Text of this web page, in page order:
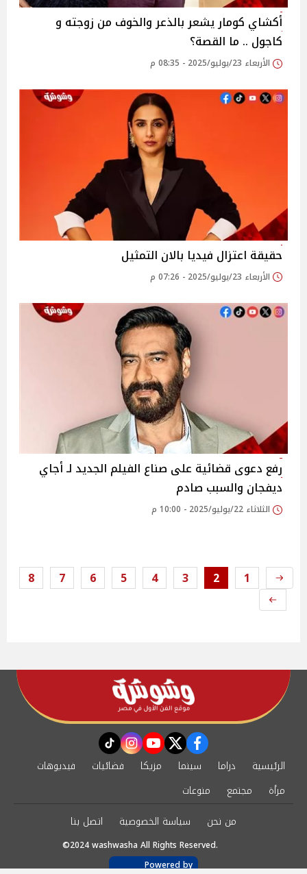
أكشاي كومار يشعر بالذعر والخوف من زوجته و
كاجول .. ما القصة؟
الأربعاء 23/يوليو/2025 - 08:35 م
حقيقة اعتزال فيديا بالان التمثيل
الأربعاء 23/يوليو/2025 - 07:26 م
رفع دعوى قضائية على صناع الفيلم الجديد لـ أجاي
ديفجان والسبب صادم
الثلاثاء 22/يوليو/2025 - 10:00 م
1
2
3
4
5
6
7
8
facebook
twitter
youtube
instagram
tiktok
الرئيسية دراما سينما مزيكا فضائيات
فيديوهات
مرأة
مجتمع
منوعات
من نحن
سياسة الخصوصية اتصل بنا
©2024 washwasha All Rights Reserved.
Powered by